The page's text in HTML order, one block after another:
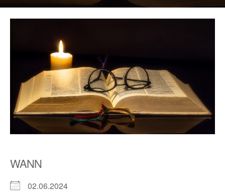
WANN
02.06.2024